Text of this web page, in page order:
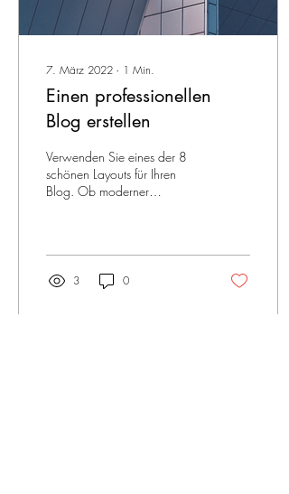
7. März 2022 ∙ 1 Min.
Einen professionellen
Blog erstellen
Verwenden Sie eines der 8
schönen Layouts für Ihren
Blog. Ob moderner
3 0